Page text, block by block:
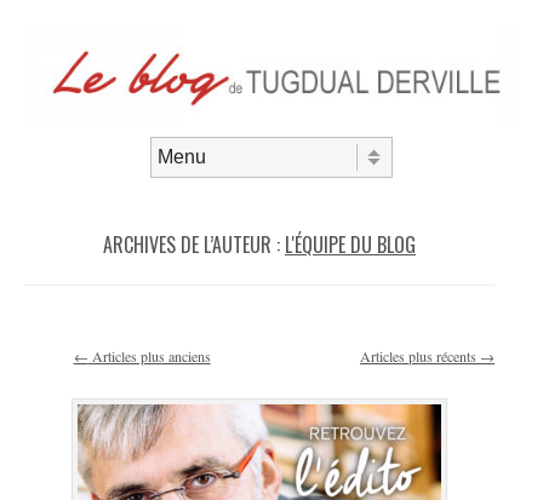
ARCHIVES DE L’AUTEUR : L'ÉQUIPE DU BLOG
Navigation des articles
← Articles plus anciens Articles plus récents →